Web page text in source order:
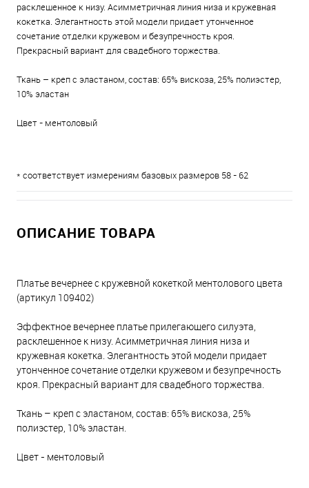
расклешенное к низу. Асимметричная линия низа и кружевная
кокетка. Элегантность этой модели придает утонченное
сочетание отделки кружевом и безупречность кроя.
Прекрасный вариант для свадебного торжества.
Ткань – креп с эластаном, состав: 65% вискоза, 25% полиэстер,
10% эластан
Цвет - ментоловый
* соответствует измерениям базовых размеров 58 - 62
ОПИСАНИЕ ТОВАРА
Платье вечернее с кружевной кокеткой ментолового цвета
(артикул 109402)
Эффектное вечернее платье прилегающего силуэта,
расклешенное к низу. Асимметричная линия низа и
кружевная кокетка. Элегантность этой модели придает
утонченное сочетание отделки кружевом и безупречность
кроя. Прекрасный вариант для свадебного торжества.
Ткань – креп с эластаном, состав: 65% вискоза, 25%
полиэстер, 10% эластан.
Цвет - ментоловый